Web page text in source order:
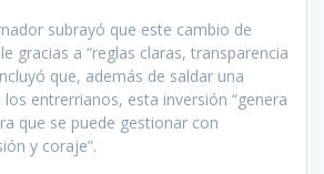
subrayó que este cambio de
gracias a “reglas claras, transparencia
que, además de saldar una
entrerrianos, esta inversión “genera
que se puede gestionar con
y coraje”.